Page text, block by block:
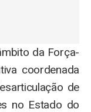
da Força-
coordenada
de
no Estado do